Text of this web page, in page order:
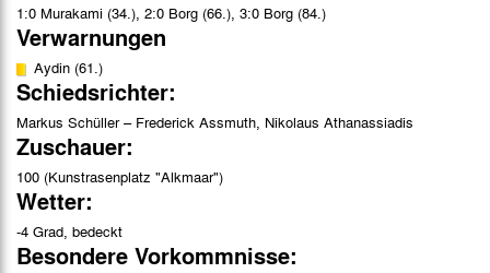
1:0 Murakami (34.), 2:0 Borg (66.), 3:0 Borg (84.)
Verwarnungen
Aydin (61.)
Schiedsrichter:
Markus Schüller – Frederick Assmuth, Nikolaus Athanassiadis
Zuschauer:
100 (Kunstrasenplatz "Alkmaar")
Wetter:
-4 Grad, bedeckt
Besondere Vorkommnisse: